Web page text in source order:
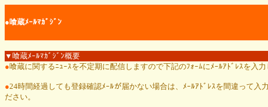
●喰蔵ﾒｰﾙﾏｶﾞｼﾞﾝ
▼喰蔵ﾒｰﾙﾏｶﾞｼﾞﾝ概要
●喰蔵に関するﾆｭｰｽを不定期に配信しますので下記のﾌｫｰﾑにﾒｰﾙｱﾄﾞﾚｽを入力
●24時間経過しても登録確認ﾒｰﾙが届かない場合は、ﾒｰﾙｱﾄﾞﾚｽを間違って入
ださい。